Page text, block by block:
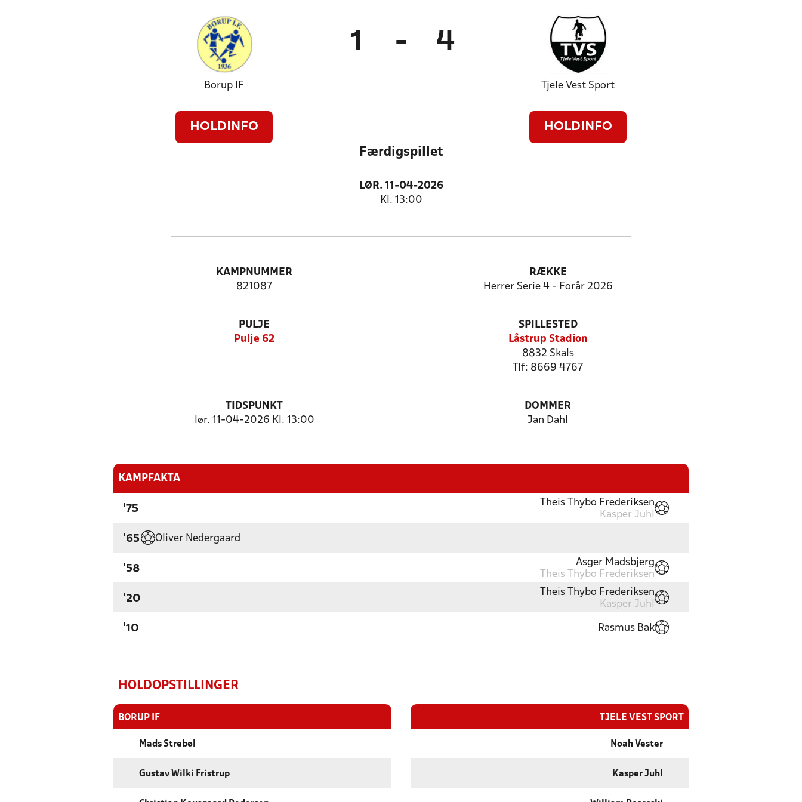
Borup IF
HOLDINFO
1 - 4
Tjele Vest Sport
HOLDINFO
Færdigspillet
LØR. 11-04-2026
Kl. 13:00
KAMPNUMMER
821087
RÆKKE
Herrer Serie 4 - Forår 2026
PULJE
Pulje 62
SPILLESTED
Låstrup Stadion
8832 Skals
Tlf: 8669 4767
TIDSPUNKT
lør. 11-04-2026 Kl. 13:00
DOMMER
Jan Dahl
KAMPFAKTA
'75
Theis Thybo Frederiksen
Kasper Juhl
'65 Oliver Nedergaard
'58
Asger Madsbjerg
Theis Thybo Frederiksen
'20
Theis Thybo Frederiksen
Kasper Juhl
'10 Rasmus Bak
HOLDOPSTILLINGER
BORUP IF
Mads Strebøl
Gustav Wilki Fristrup
TJELE VEST SPORT
Noah Vester
Kasper Juhl